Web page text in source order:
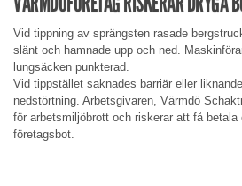
Vid tippning av sprängsten rasade
slänt och hamnade upp och ned.
lungsäcken punkterad.
Vid tippstället saknades barriär eller
nedstörtning. Arbetsgivaren, Värmdö
för arbetsmiljöbrott och riskerar att få betala
företagsbot.